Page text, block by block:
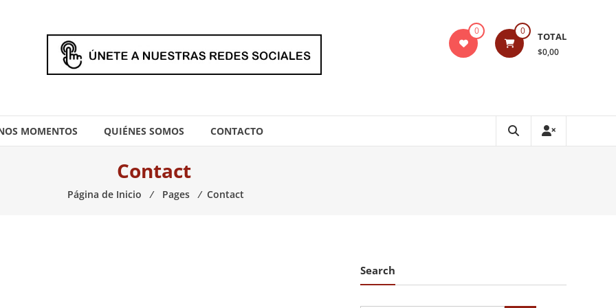
0 0 TOTAL
$0,00
MOMENTOS QUIÉNES SOMOS CONTACTO
Contact
Página de Inicio ⁄ Pages ⁄ Contact
Search